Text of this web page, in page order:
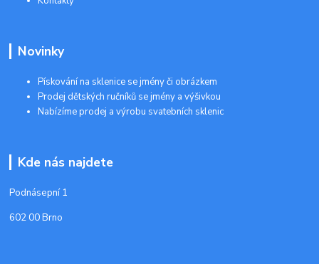
Novinky
Pískování na sklenice se jmény či obrázkem
Prodej dětských ručníků se jmény a výšivkou
Nabízíme prodej a výrobu svatebních sklenic
Kde nás najdete
Podnásepní 1
602 00 Brno